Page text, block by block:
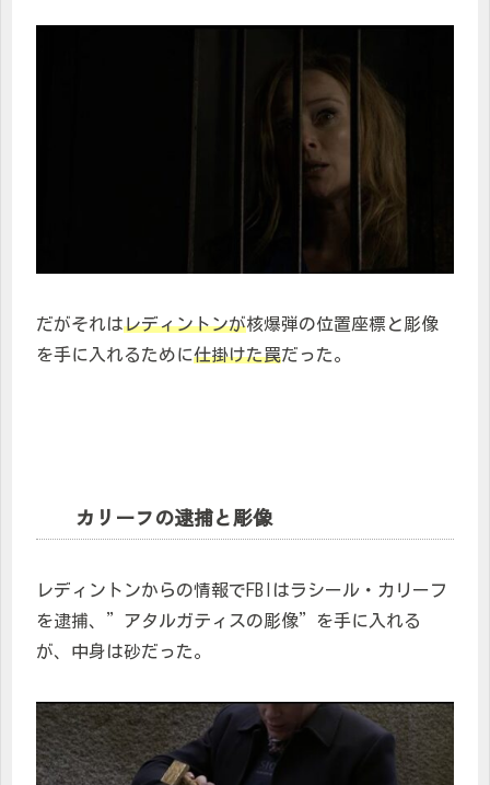
だがそれはレディントンが核爆弾の位置座標と彫像
を手に入れるために仕掛けた罠だった。
カリーフの逮捕と彫像
レディントンからの情報でFBIはラシール・カリーフ
を逮捕、”アタルガティスの彫像”を手に入れる
が、中身は砂だった。